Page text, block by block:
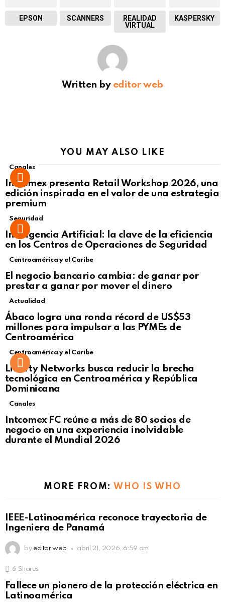
EPSON SCANNERS
REALIDAD
VIRTUAL
KASPERSKY
Written by editor web
YOU MAY ALSO LIKE
Canales
Intcomex presenta Retail Workshop 2026, una
edición inspirada en el valor de una estrategia
premium
Seguridad
Inteligencia Artificial: la clave de la eficiencia
en los Centros de Operaciones de Seguridad
Centroamérica y el Caribe
El negocio bancario cambia: de ganar por
prestar a ganar por mover el dinero
Not Safe For Work
Click to view this post
Actualidad
Ábaco logra una ronda récord de US$53
millones para impulsar a las PYMEs de
Centroamérica
Centroamérica y el Caribe
Liberty Networks busca reducir la brecha
tecnológica en Centroamérica y República
Dominicana
Canales
Intcomex FC reúne a más de 80 socios de
negocio en una experiencia inolvidable
durante el Mundial 2026
MORE FROM: WHO IS WHO
IEEE-Latinoamérica reconoce trayectoria de
Ingeniera de Panamá
by editor web abril 21, 2026, 6:59 am
6 Shares
Fallece un pionero de la protección eléctrica en
Latinoamérica